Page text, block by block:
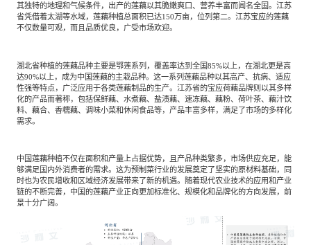
其独特的地理和气候条件，出产的莲藕以其脆嫩爽口、营养丰富而闻名全国。江苏
省凭借着太湖等水域，莲藕种植总面积已达150万亩，位列第二。江苏宝应的莲藕
不仅数量可观，而且品质优良，广受市场欢迎。
湖北省种植的莲藕品种主要是鄂莲系列，覆盖率达到全国85%以上，在湖北更是高
达90%以上，成为中国莲藕的主栽品种。这一系列莲藕品种以其高产、抗病、适应
性强等特点，广泛应用于各类莲藕制品的生产。江苏省的宝应荷藕品牌则以其多样
化的产品而著称，包括保鲜藕、水煮藕、盐渍藕、速冻藕、藕粉、荷叶茶、藕汁饮
料、藕合、香糯藕、调味小菜和休闲食品等，产品丰富多样，满足了市场的多样化
需求。
中国莲藕种植不仅在面积和产量上占据优势，且产品种类繁多，市场供应充足，能
够满足国内外消费者的需求。这为预制菜行业的发展奠定了坚实的原材料基础，同
时也为农民增收和区域经济发展带来了新的机遇。随着现代农业技术的应用和产业
链的不断完善，中国的莲藕产业正向更加标准化、规模化和品牌化的方向发展，前
景十分广阔。